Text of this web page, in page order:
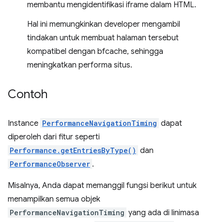
membantu mengidentifikasi iframe dalam HTML.
Hal ini memungkinkan developer mengambil
tindakan untuk membuat halaman tersebut
kompatibel dengan bfcache, sehingga
meningkatkan performa situs.
Contoh
Instance PerformanceNavigationTiming dapat
diperoleh dari fitur seperti
Performance.getEntriesByType() dan
PerformanceObserver .
Misalnya, Anda dapat memanggil fungsi berikut untuk
menampilkan semua objek
PerformanceNavigationTiming yang ada di linimasa